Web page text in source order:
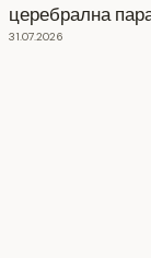
церебрална
31.07.2026